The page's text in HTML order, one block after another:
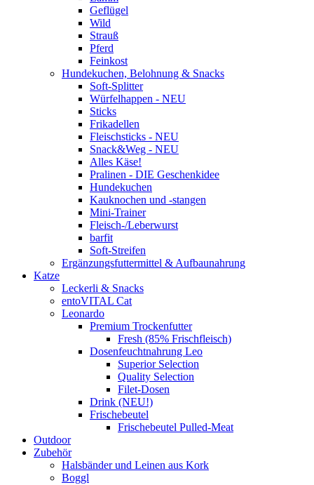
Geflügel
Wild
Strauß
Pferd
Feinkost
Hundekuchen, Belohnung & Snacks
Soft-Splitter
Würfelhappen - NEU
Sticks
Frikadellen
Fleischsticks - NEU
Snack&Weg - NEU
Alles Käse!
Pralinen - DIE Geschenkidee
Hundekuchen
Kauknochen und -stangen
Mini-Trainer
Fleisch-/Leberwurst
barfit
Soft-Streifen
Ergänzungsfuttermittel & Aufbaunahrung
Katze
Leckerli & Snacks
entoVITAL Cat
Leonardo
Premium Trockenfutter
Fresh (85% Frischfleisch)
Dosenfeuchtnahrung Leo
Superior Selection
Quality Selection
Filet-Dosen
Drink (NEU!)
Frischebeutel
Frischebeutel Pulled-Meat
Outdoor
Zubehör
Halsbänder und Leinen aus Kork
Boggl